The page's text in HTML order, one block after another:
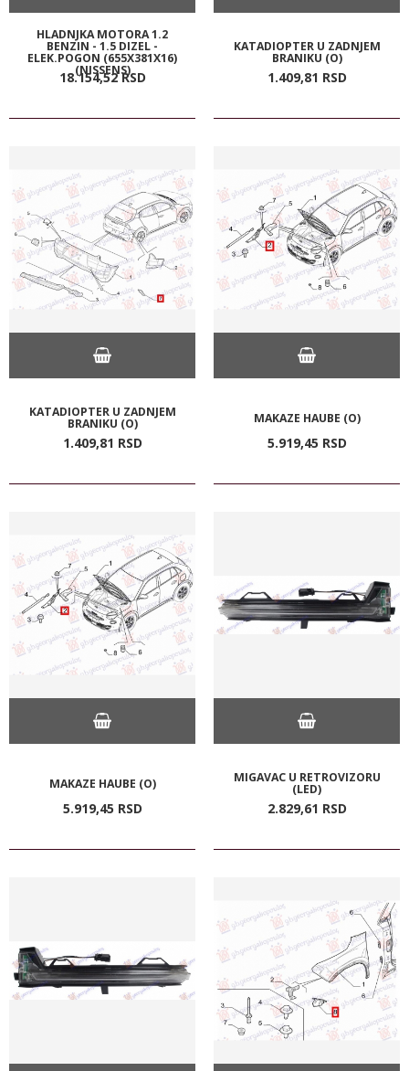
HLADNJKA MOTORA 1.2
BENZIN - 1.5 DIZEL -
ELEK.POGON (655X381X16)
(NISSENS)
18.154,52 RSD
KATADIOPTER U ZADNJEM
BRANIKU (O)
1.409,81 RSD
KATADIOPTER U ZADNJEM
BRANIKU (O)
1.409,81 RSD
MAKAZE HAUBE (O)
5.919,45 RSD
MAKAZE HAUBE (O)
5.919,45 RSD
MIGAVAC U RETROVIZORU
(LED)
2.829,61 RSD